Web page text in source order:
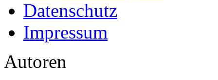
Datenschutz
Impressum
Autoren